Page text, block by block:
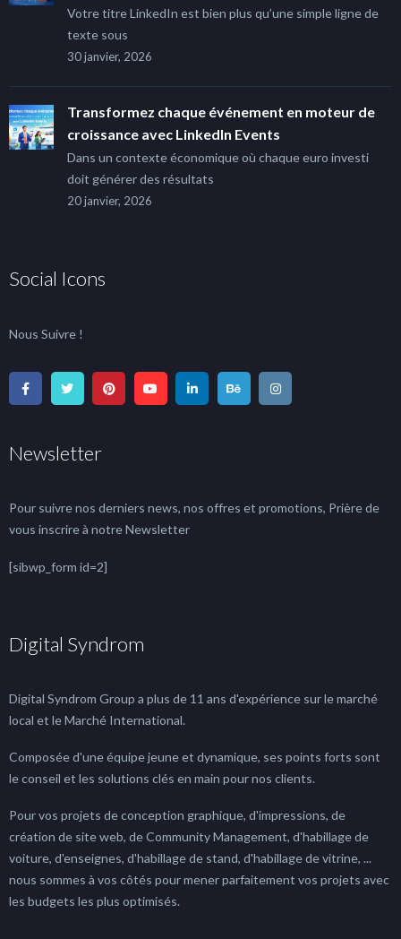
Votre titre LinkedIn est bien plus qu’une simple ligne de
texte sous
30 janvier, 2026
Transformez chaque événement en moteur de
croissance avec LinkedIn Events
Dans un contexte économique où chaque euro investi
doit générer des résultats
20 janvier, 2026
Social Icons
Nous Suivre !
Newsletter
Pour suivre nos derniers news, nos offres et promotions, Prière de
vous inscrire à notre Newsletter
[sibwp_form id=2]
Digital Syndrom
Digital Syndrom Group a plus de 11 ans d'expérience sur le marché
local et le Marché International.
Composée d'une équipe jeune et dynamique, ses points forts sont
le conseil et les solutions clés en main pour nos clients.
Pour vos projets de conception graphique, d'impressions, de
création de site web, de Community Management, d'habillage de
voiture, d'enseignes, d'habillage de stand, d'habillage de vitrine, ...
nous sommes à vos côtés pour mener parfaitement vos projets avec
les budgets les plus optimisés.